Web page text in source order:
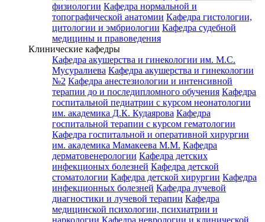
физиологии Кафедра нормальной и
топографической анатомии Кафедра гистологии,
цитологии и эмбриологии Кафедра судебной
медицины и правоведения
Клинические кафедры
Кафедра акушерства и гинекологии им. М.С.
Мусуралиева Кафедра акушерства и гинекологии
№2 Кафедра анестезиологии и интенсивной
терапии до и последипломного обучения Кафедра
госпитальной педиатрии с курсом неонатологии
им. академика Д.К. Кудаярова Кафедра
госпитальной терапии с курсом гематологии
Кафедра госпитальной и оперативной хирургии
им. академика Мамакеева М.М. Кафедра
дерматовенерологии Кафедра детских
инфекционых болезней Кафедра детской
стоматологии Кафедра детской хирургии Кафедра
инфекционных болезней Кафедра лучевой
диагностики и лучевой терапии Кафедра
медицинской психологии, психиатрии и
наркологии Кафедра неврологии и клинической